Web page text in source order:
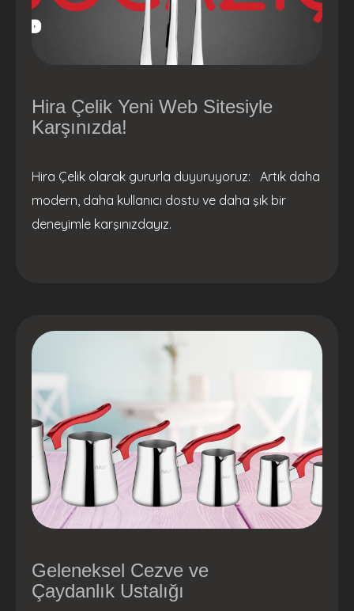
Hira Çelik Yeni Web Sitesiyle
Karşınızda!
Hira Çelik olarak gururla duyuruyoruz: Artık daha
modern, daha kullanıcı dostu ve daha şık bir
deneyimle karşınızdayız.
Geleneksel Cezve ve
Çaydanlık Ustalığı